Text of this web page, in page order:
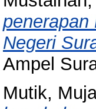
penerapan
Negeri
Ampel
Mutik,